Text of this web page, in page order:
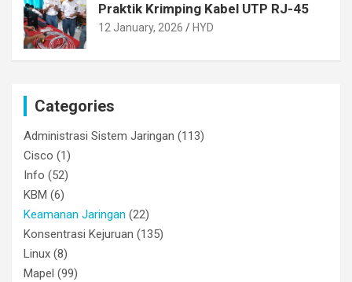
Praktik Krimping Kabel UTP RJ-45
12 January, 2026 HYD
Categories
Administrasi Sistem Jaringan (113)
Cisco (1)
Info (52)
KBM (6)
Keamanan Jaringan (22)
Konsentrasi Kejuruan (135)
Linux (8)
Mapel (99)